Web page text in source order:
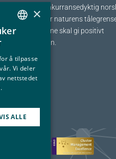
tilvekst og konkurransedyktig
innenfor naturens
at bedriftene skal gi positivt
og naturen.
NORWEGIAN
×
å tilpasse
Vi deler
nettstedet
ALLE